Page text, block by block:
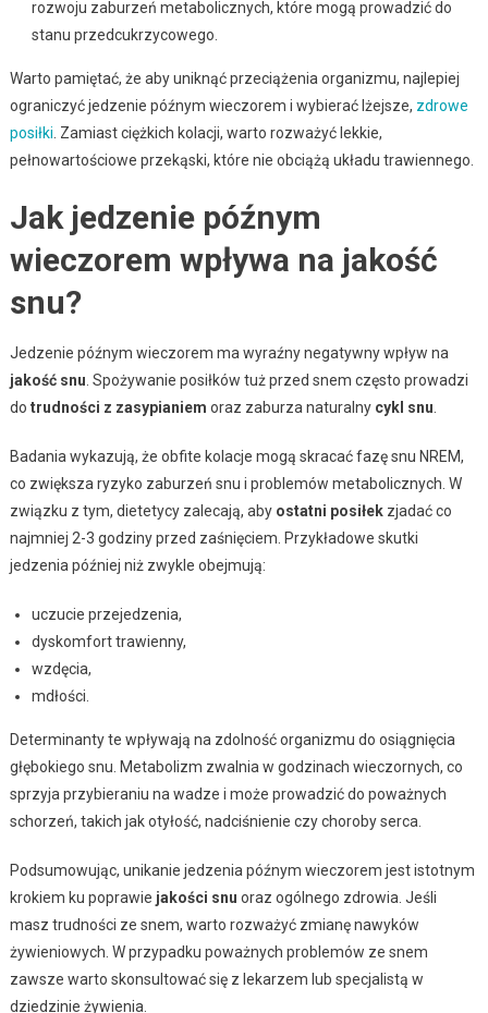
rozwoju zaburzeń metabolicznych, które mogą prowadzić do
stanu przedcukrzycowego.
Warto pamiętać, że aby uniknąć przeciążenia organizmu, najlepiej
ograniczyć jedzenie późnym wieczorem i wybierać lżejsze, zdrowe
posiłki . Zamiast ciężkich kolacji, warto rozważyć lekkie,
pełnowartościowe przekąski, które nie obciążą układu trawiennego.
Jak jedzenie późnym
wieczorem wpływa na jakość
snu?
Jedzenie późnym wieczorem ma wyraźny negatywny wpływ na
jakość snu . Spożywanie posiłków tuż przed snem często prowadzi
do trudności z zasypianiem oraz zaburza naturalny cykl snu
Badania wykazują, że obfite kolacje mogą skracać fazę snu NREM,
co zwiększa ryzyko zaburzeń snu i problemów metabolicznych. W
związku z tym, dietetycy zalecają, aby ostatni posiłekzjadać co
najmniej 2-3 godziny przed zaśnięciem. Przykładowe skutki
jedzenia później niż zwykle obejmują:
uczucie przejedzenia,
dyskomfort trawienny,
wzdęcia,
mdłości.
Determinanty te wpływają na zdolność organizmu do osiągnięcia
głębokiego snu. Metabolizm zwalnia w godzinach wieczornych, co
sprzyja przybieraniu na wadze i może prowadzić do poważnych
schorzeń, takich jak otyłość, nadciśnienie czy choroby serca.
Podsumowując, unikanie jedzenia późnym wieczorem jest istotnym
krokiem ku poprawie jakości snu oraz ogólnego zdrowia. Jeśli
masz trudności ze snem, warto rozważyć zmianę nawyków
żywieniowych. W przypadku poważnych problemów ze snem
zawsze warto skonsultować się z lekarzem lub specjalistą w
dziedzinie żywienia.